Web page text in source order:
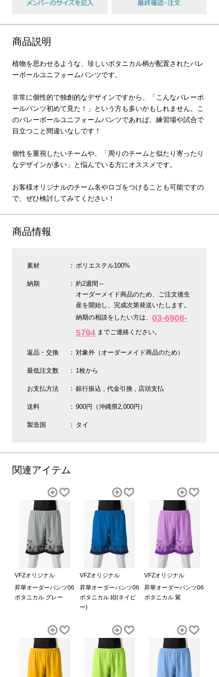
商品説明
植物を思わせるような、珍しいボタニカル柄が配置されたバレ
ーボールユニフォームパンツです。
非常に個性的で独創的なデザインですから、「こんなバレーボ
ールパンツ初めて見た！」という方も多いかもしれません。こ
のバレーボールユニフォームパンツであれば、練習場や試合で
目立つこと間違いなしです！
個性を重視したいチームや、「周りのチームと似たり寄ったり
なデザインが多い」と悩んでいる方にオススメです。
お客様オリジナルのチーム名やロゴをつけることも可能ですの
で、ぜひ検討してみてください！
商品情報
素材 ポリエステル100%
納期
約2週間～
オーダーメイド商品のため、ご注文後生
産を開始し、完成次第発送いたします。
納期の相談をしたい方は、03-6908-
5794 までご連絡ください。
返品・交換 対象外（オーダーメイド商品のため）
最低注文数 1枚から
お支払方法 銀行振込 代金引換 店頭支払
送料 900円（沖縄県2,000円）
製造国 タイ
関連アイテム
VFZオリジナル
昇華オーダーパンツ06
ボタニカル グレー
VFZオリジナル
昇華オーダーパンツ06
ボタニカル 紺(ネイビ
ー)
VFZオリジナル
昇華オーダーパンツ06
ボタニカル 紫